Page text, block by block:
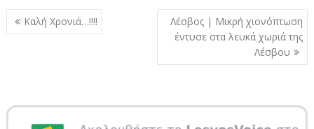
Πλοήγηση
άρθρων
Καλή Χρονιά…!!!!
Λέσβος | Μικρή χιονόπτωση
έντυσε στα λευκά χωριά της
Λέσβου